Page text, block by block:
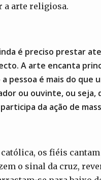
a arte religiosa.
é preciso prestar
A arte encanta
pessoa é mais do que
ou ouvinte, ou seja,
da ação de
os fiéis
o sinal da cruz,